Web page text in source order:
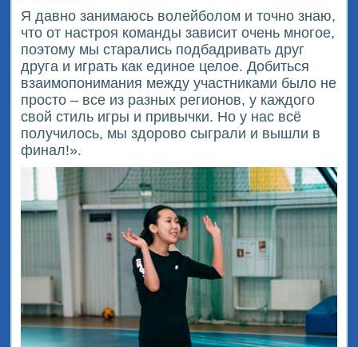
Я давно занимаюсь волейболом и точно знаю,
что от настроя команды зависит очень многое,
поэтому мы старались подбадривать друг
друга и играть как единое целое. Добиться
взаимопонимания между участниками было не
просто – все из разных регионов, у каждого
свой стиль игры и привычки. Но у нас всё
получилось, мы здорово сыграли и вышли в
финал!».